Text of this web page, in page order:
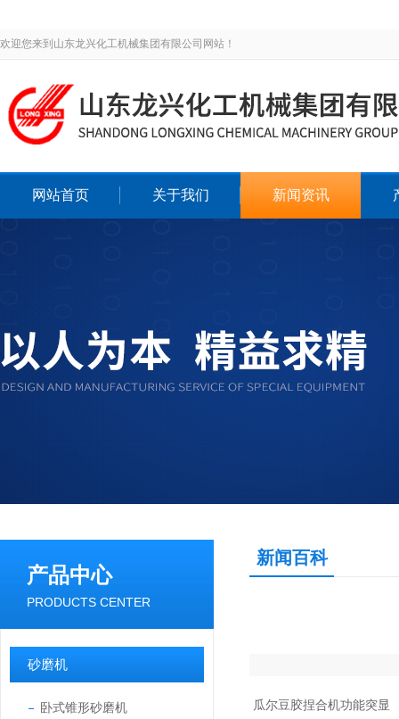
欢迎您来到山东龙兴化工机械集团有限公司网站！
网站首页 关于我们 新闻资讯
产品中心
PRODUCTS CENTER
砂磨机
卧式锥形砂磨机
新闻百科
瓜尔豆胶捏合机功能突显